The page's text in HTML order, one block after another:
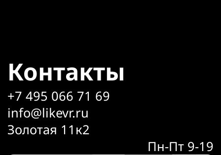
Контакты
+7 495 066 71 69
info@likevr.ru
Золотая 11к2
Пн-Пт 9-19